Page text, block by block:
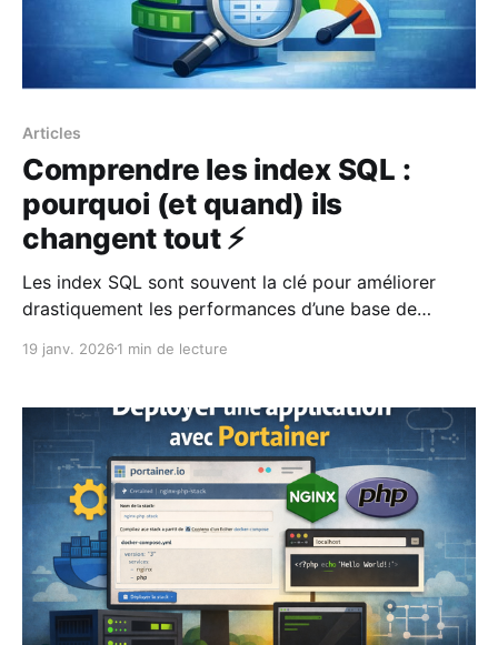
Articles
Comprendre les index SQL :
pourquoi (et quand) ils
changent tout ⚡
Les index SQL sont souvent la clé pour améliorer
drastiquement les performances d’une base de
créer et surtout les erreurs à éviter pour ne pas
19 janv. 2026 1 min de lecture